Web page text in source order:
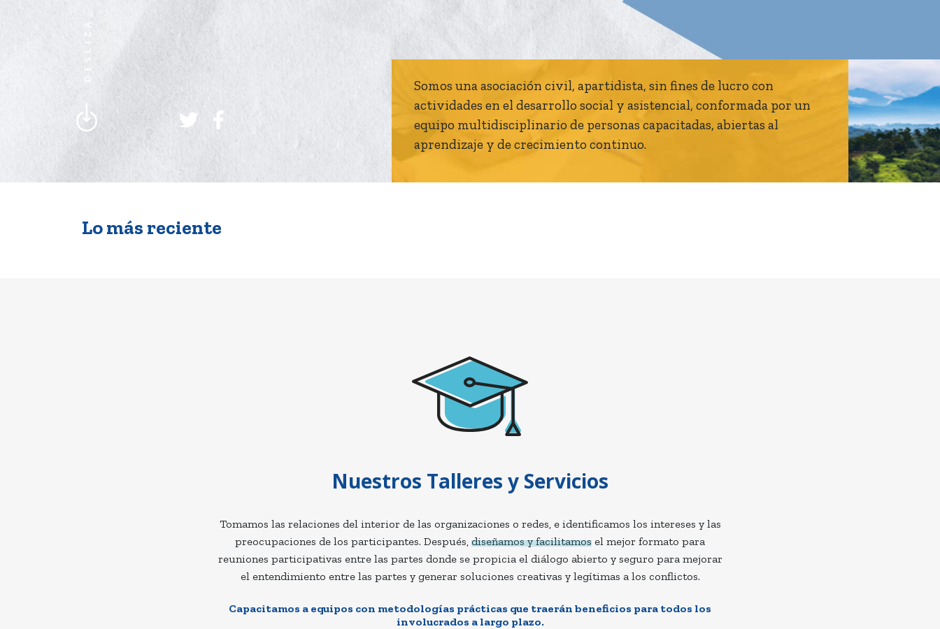
Somos una asociación civil, apartidista, sin fines de lucro con
actividades en el desarrollo social y asistencial, conformada por un
equipo multidisciplinario de personas capacitadas, abiertas al
aprendizaje y de crecimiento continuo.
Lo más reciente
Nuestros Talleres y Servicios
Tomamos las relaciones del interior de las organizaciones o redes, e identificamos los intereses y las
preocupaciones de los participantes. Después, diseñamosyfacilitamos el mejor formato para
reuniones participativas entre las partes donde se propicia el diálogo abierto y seguro para mejorar
el entendimiento entre las partes y generar soluciones creativas y legítimas a los conflictos.
Capacitamos a equipos con metodologías prácticas que traerán beneficios para todos los
involucrados a largo plazo.